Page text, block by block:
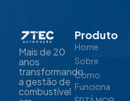
Mais de 20
anos
transformando
a gestão de
combustível
Produto
Home
Sobre
Como
Funciona